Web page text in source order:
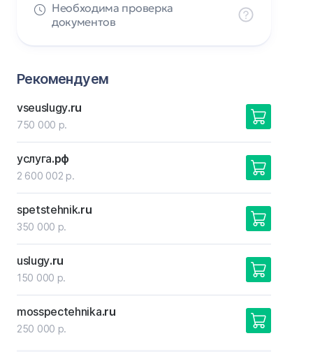
Необходима проверка
документов
Рекомендуем
vseuslugy.ru
750 000 р.
услуга.рф
2 600 002 р.
spetstehnik.ru
350 000 р.
uslugy.ru
150 000 р.
mosspectehnika.ru
250 000 р.